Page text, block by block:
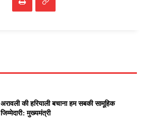
अरावली की हरियाली बचाना हम सबकी सामूहिक
जिम्मेदारी: मुख्यमंत्री